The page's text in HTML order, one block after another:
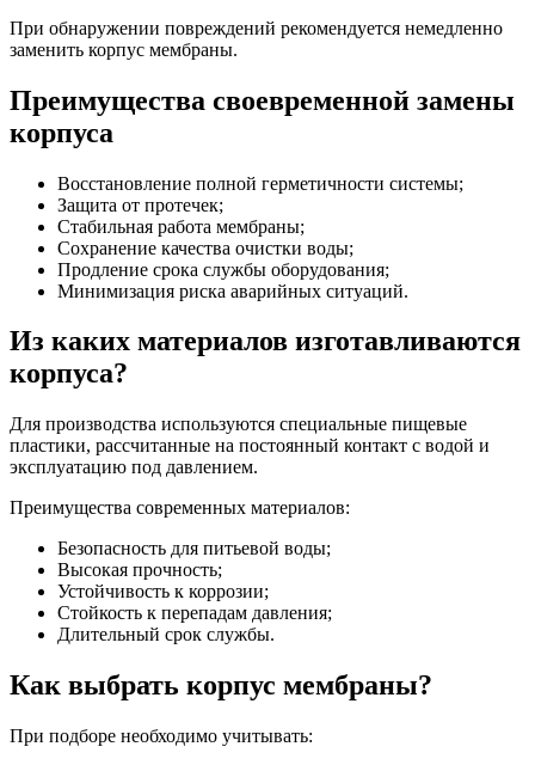
При обнаружении повреждений рекомендуется немедленно
заменить корпус мембраны.
Преимущества своевременной замены
корпуса
Восстановление полной герметичности системы;
Защита от протечек;
Стабильная работа мембраны;
Сохранение качества очистки воды;
Продление срока службы оборудования;
Минимизация риска аварийных ситуаций.
Из каких материалов изготавливаются
корпуса?
Для производства используются специальные пищевые
пластики, рассчитанные на постоянный контакт с водой и
эксплуатацию под давлением.
Преимущества современных материалов:
Безопасность для питьевой воды;
Высокая прочность;
Устойчивость к коррозии;
Стойкость к перепадам давления;
Длительный срок службы.
Как выбрать корпус мембраны?
При подборе необходимо учитывать: